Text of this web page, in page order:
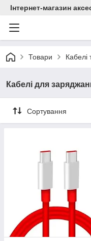
Інтернет-магазин
Товари Кабелі
Кабелі для
Сортування